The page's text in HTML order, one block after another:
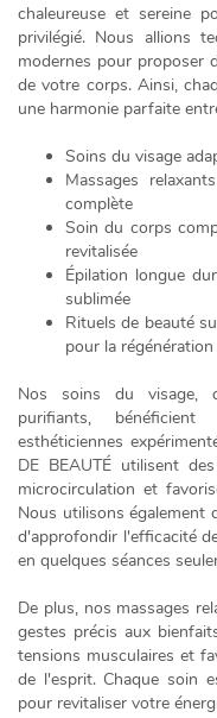
chaleureuse et sereine
privilégié. Nous allions
modernes pour proposer
de votre corps. Ainsi,
une harmonie parfaite
Soins du visage
Massages
complète
Soin du corps
revitalisée
Épilation longue
sublimée
Rituels de beauté
pour la
Nos soins du visage,
purifiants,
esthéticiennes
DE BEAUTÉ utilisent
microcirculation et
Nous utilisons également
d'approfondir l'efficacité
en quelques séances
De plus, nos massages
gestes précis aux
tensions musculaires et
de l'esprit. Chaque soin
pour revitaliser votre